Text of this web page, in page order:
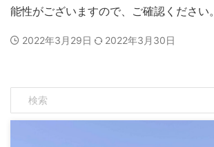
能性がございますので、ご確認ください。
2022年3月29日 2022年3月30日